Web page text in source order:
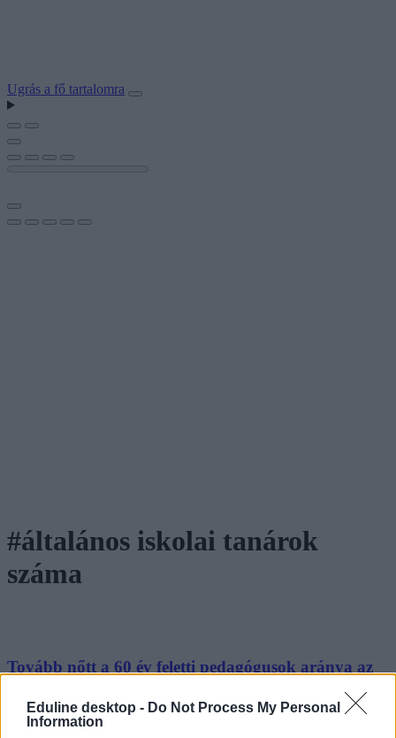
Eduline desktop - Do Not Process My Personal
Information
Ugrás a fő tartalomra
#általános iskolai tanárok
száma
Tovább nőtt a 60 év feletti pedagógusok aránya az
Míg a 60 év feletti általános iskolai tanárok aránya egy év alatt ezer